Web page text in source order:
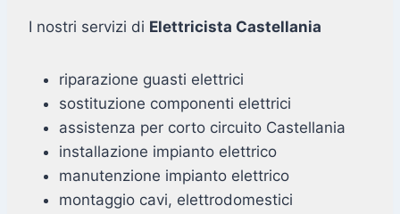
I nostri servizi di Elettricista Castellania
riparazione guasti elettrici
sostituzione componenti elettrici
assistenza per corto circuito Castellania
installazione impianto elettrico
manutenzione impianto elettrico
montaggio cavi, elettrodomestici